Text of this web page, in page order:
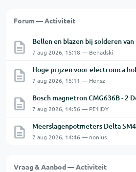
Forum — Activiteit
Bellen en blazen bij solderen van
7 aug 2026, 15:18 — Benadski
Hoge prijzen voor electronica
7 aug 2026, 15:11 — Hensz
7 aug 2026, 14:56 — PE1IDY
Meerslagenpotmeters Delta
7 aug 2026, 14:46 — nonius
Vraag & Aanbod — Activiteit